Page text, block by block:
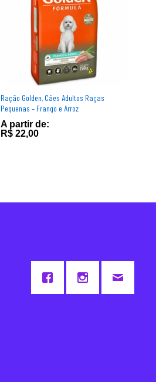
Ração Golden, Cães Adultos Raças
Pequenas – Frango e Arroz
A partir de:
R$ 22,00